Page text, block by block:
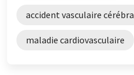
accident vasculaire
maladie cardiovasculaire